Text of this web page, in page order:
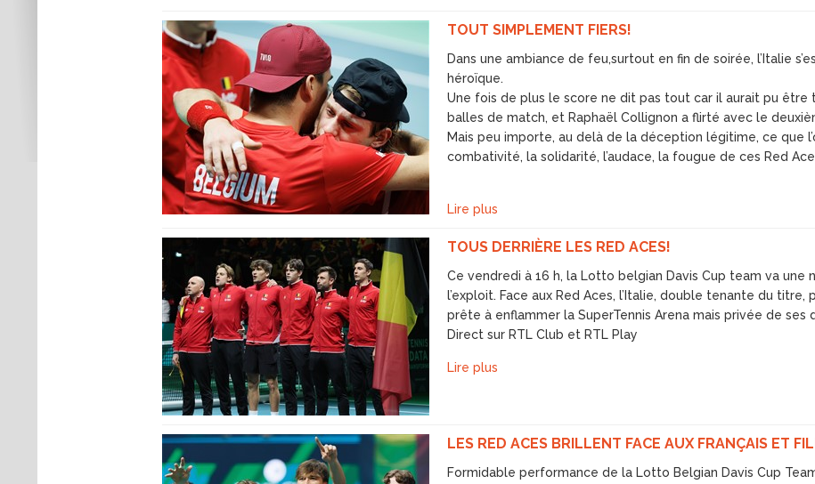
TOUT SIMPLEMENT FIERS!
Dans une ambiance de feu,surtout en fin de soirée, l’Italie
héroïque.
Une fois de plus le score ne dit pas tout car il aurait pu être
balles de match, et Raphaël Collignon a flirté avec le
Mais peu importe, au delà de la déception légitime, ce que
combativité, la solidarité, l’audace, la fougue de ces Red
Lire plus
TOUS DERRIÈRE LES RED ACES!
Ce vendredi à 16 h, la Lotto belgian Davis Cup team va
l’exploit. Face aux Red Aces, l’Italie, double tenante du
prête à enflammer la SuperTennis Arena mais privée de ses
Direct sur RTL Club et RTL Play
Lire plus
LES RED ACES BRILLENT FACE AUX FRANÇAIS ET
Formidable performance de la Lotto Belgian Davis Cup